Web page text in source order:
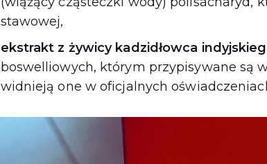
stawowej,
ekstrakt z żywicy kadzidłowca
boswelliowych, którym przypisywane są
widnieją one w oficjalnych